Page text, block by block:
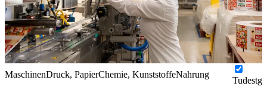
MaschinenDruck, PapierChemie, KunststoffeNahrung
Tudestg